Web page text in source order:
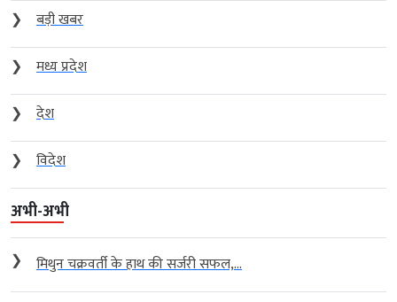
❯
बड़ी खबर
❯
मध्य प्रदेश
❯
देश
❯
विदेश
अभी-अभी
❯ मिथुन चक्रवर्ती के हाथ की सर्जरी सफल,...